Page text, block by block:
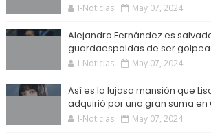
I-Noticias May 07, 2024
Alejandro Fernández es
guardaespaldas de ser
I-Noticias May 07, 2024
Así es la lujosa mansión que
adquirió por una gran suma en
I-Noticias May 07, 2024